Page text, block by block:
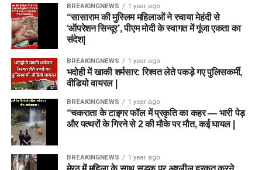
BREAKINGNEWS 1 year ago
“सासाराम की मुस्लिम महिलाओं ने रचाया मेहंदी से
‘ऑपरेशन सिन्दूर’, पीएम मोदी के स्वागत में गूंजा एकता का
संदेश|
BREAKINGNEWS 1 year ago
भदोही में खाकी शर्मसार: रिश्वत लेते पकड़े गए पुलिसकर्मी,
वीडियो वायरल |
BREAKINGNEWS 1 year ago
“चकराता के टाइगर फॉल में प्रकृति का कहर — भारी पेड़
और पत्थरों के गिरने से 2 की मौके पर मौत, कई घायल |
BREAKINGNEWS 1 year ago